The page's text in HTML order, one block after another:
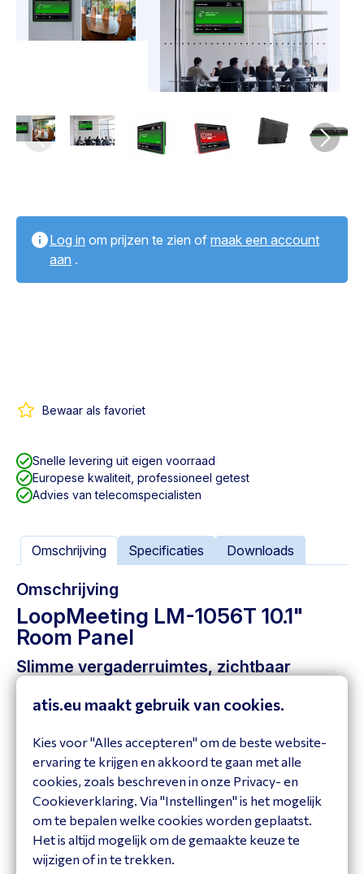
Log in om prijzen te zien of maak een account
aan .
Bewaar als favoriet
Snelle levering uit eigen voorraad
Europese kwaliteit, professioneel getest
Advies van telecomspecialisten
Omschrijving Specificaties Downloads
Omschrijving
LoopMeeting LM-1056T 10.1"
Room Panel
Slimme vergaderruimtes, zichtbaar
efficiënt
Maak kennis metLoopMeeting– de slimme
iedere kantooromgeving. Of je nu één vergaderruimte
beheert of tientallen: LoopMeeting maakt direct
zichtbaar welke ruimtes vrij of bezet zijn, voorkomt
dubbele boekingen en zorgt voor een optimale benutting
van de werkplek.
Met dit moderne10.1” touchpaneel
atis.eu maakt gebruik van cookies.
Kies voor "Alles accepteren" om de beste website-
ervaring te krijgen en akkoord te gaan met alle
cookies, zoals beschreven in onze Privacy- en
Cookieverklaring. Via "Instellingen" is het mogelijk
om te bepalen welke cookies worden geplaatst.
Het is altijd mogelijk om de gemaakte keuze te
wijzigen of in te trekken.